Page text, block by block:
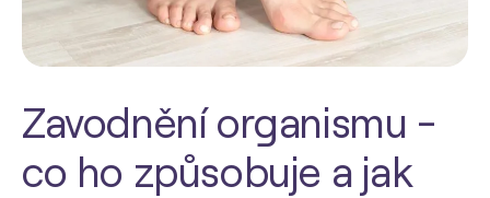
Zavodnění organismu -
co ho způsobuje a jak